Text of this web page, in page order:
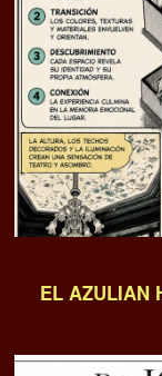
EL AZULIAN